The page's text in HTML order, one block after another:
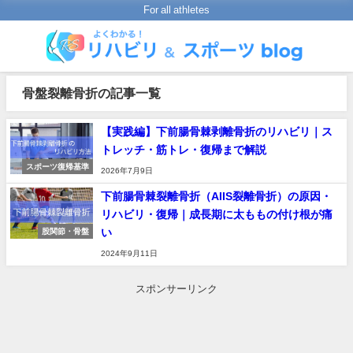
For all athletes
骨盤裂離骨折の記事一覧
スポーツ復帰基準
【実践編】下前腸骨棘剥離骨折のリハビリ｜ス
トレッチ・筋トレ・復帰まで解説
2026年7月9日
股関節・骨盤
下前腸骨棘裂離骨折（AIIS裂離骨折）の原因・
リハビリ・復帰｜成長期に太ももの付け根が痛
い
2024年9月11日
スポンサーリンク